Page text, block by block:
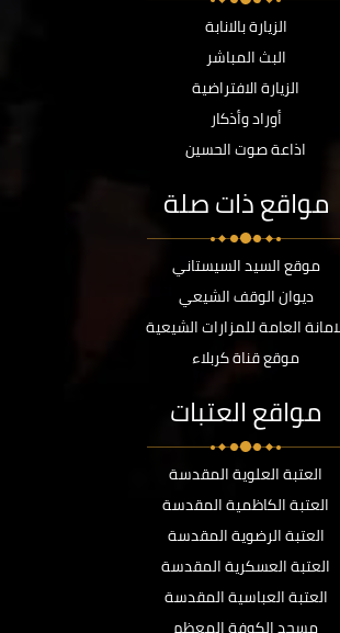
الزيارة بالانابة
البث المباشر
الزيارة الافتراضية
أوراد وأذكار
اذاعة صوت الحسين
مواقع ذات صلة
موقع السيد السيستاني
ديوان الوقف الشيعي
العامة للمزارات الشيعية
موقع قناة كربلاء
مواقع العتبات
العتبة العلوية المقدسة
العتبة الكاظمية المقدسة
العتبة الرضوية المقدسة
العتبة العسكرية المقدسة
العتبة العباسية المقدسة